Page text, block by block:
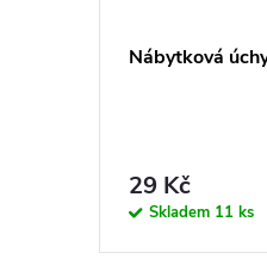
Nábytková
29 Kč
Skladem 11 ks